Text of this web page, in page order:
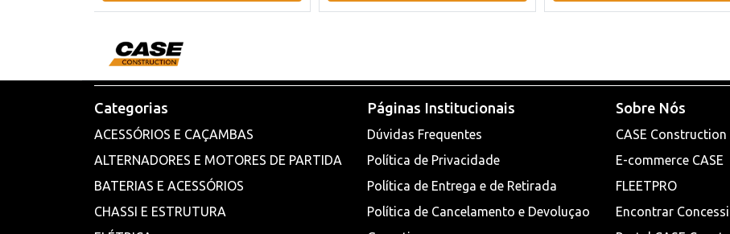
Categorias
ACESSÓRIOS E CAÇAMBAS
ALTERNADORES E MOTORES DE PARTIDA
BATERIAS E ACESSÓRIOS
CHASSI E ESTRUTURA
Páginas Institucionais
Dúvidas Frequentes
Política de Privacidade
Política de Entrega e de Retirada
Política de Cancelamento e Devoluçao
Sobre Nós
CASE Construction
E-commerce CASE
FLEETPRO
Encontrar